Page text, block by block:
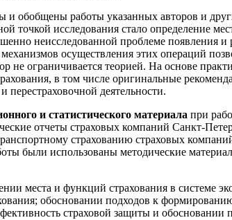
и обобщены работы указанных авторов и
точкой исследования стало определение
неисследованной проблеме появления
осуществления этих операций
не ограничивается теорией. На основе
в том числе оригинальные
перестраховочной деятельности.
и статистического материала при
отчеты страховых компаний Санкт-
страхованию страховых
были использованы методические
места и функций страхования в системе
обосновании подходов к
страховой защиты и обосновании